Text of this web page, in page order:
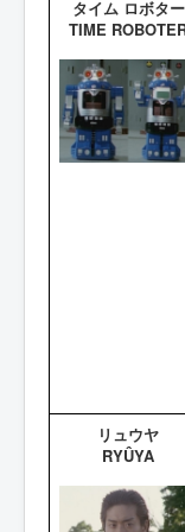
タイム ロボター
TIME
リュウヤ
RYÛYA